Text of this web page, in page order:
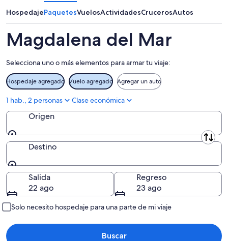
9
la
noche,
ago
10
ago
el
próximo
fin
de
semana,
14
ago
-
16
ago
HospedajePaquetesVuelosActividadesCrucerosAutos
Magdalena del Mar
Selecciona uno o más elementos para armar tu viaje:
Hospedaje agregado Vuelo agregado Agregar un auto
1 hab., 2 personas Clase económica
Origen
Origen
Destino
Destino
Salida
22 ago
Regreso
23 ago
Solo necesito hospedaje para una parte de mi viaje
Buscar